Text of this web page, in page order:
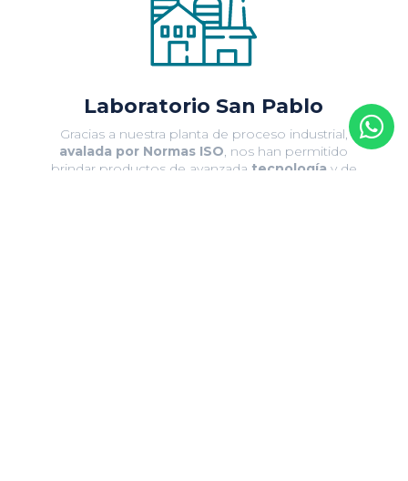
Laboratorio San Pablo
Gracias a nuestra planta de proceso industrial,
avalada por Normas ISO, nos han permitido
brindar productos de avanzada tecnología y de
